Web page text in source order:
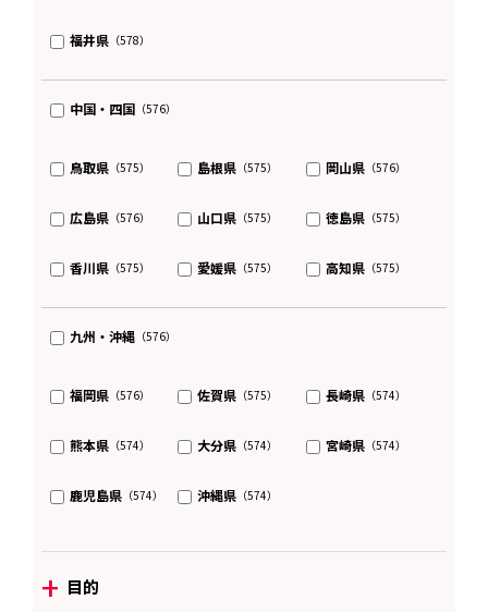
福井県（578）
中国・四国（576）
鳥取県（575） 島根県 （575） 岡山県 （576）
広島県（576） 山口県 （575） 徳島県 （575）
香川県（575） 愛媛県 （575） 高知県 （575）
九州・沖縄（576）
福岡県（576） 佐賀県 （575） 長崎県 （574）
熊本県（574） 大分県 （574） 宮崎県 （574）
鹿児島県（574） 沖縄県 （574）
+ 目的